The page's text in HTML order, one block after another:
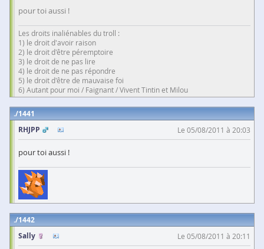
pour toi aussi !
Les droits inaliénables du troll :
1) le droit d'avoir raison
2) le droit d'être péremptoire
3) le droit de ne pas lire
4) le droit de ne pas répondre
5) le droit d'être de mauvaise foi
6) Autant pour moi / Faignant / Vivent Tintin et Milou
1441
RHJPP
Le 05/08/2011 à 20:03
pour toi aussi !
1442
Sally
Le 05/08/2011 à 20:11